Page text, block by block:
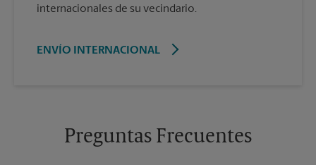
internacionales de su vecindario.
ENVÍO INTERNACIONAL
Preguntas Frecuentes